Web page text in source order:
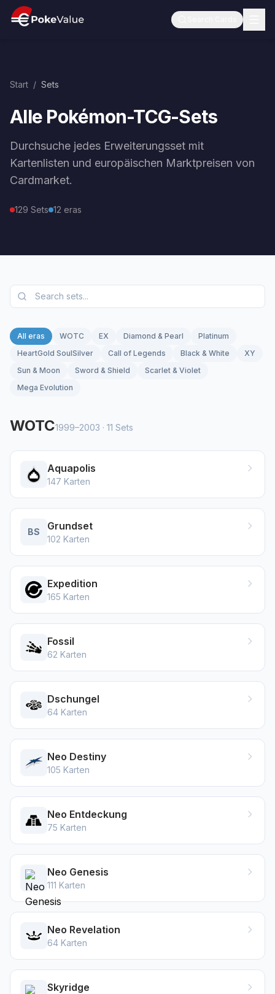
Start / Sets
Alle Pokémon-TCG-Sets
Durchsuche jedes Erweiterungsset mit
Kartenlisten und europäischen Marktpreisen von
Cardmarket.
129 Sets 12 eras
All eras WOTC EX Diamond & Pearl
Platinum
HeartGold SoulSilver
Call of Legends Black & White
XY
Sun & Moon
Sword & Shield
Scarlet & Violet
Mega Evolution
WOTC1999–2003 · 11 Sets
Aquapolis
147 Karten
BS Grundset
102 Karten
Expedition
165 Karten
Fossil
62 Karten
Dschungel
64 Karten
Neo Destiny
105 Karten
Neo Entdeckung
75 Karten
Neo Genesis
111 Karten
Neo Revelation
64 Karten
Skyridge